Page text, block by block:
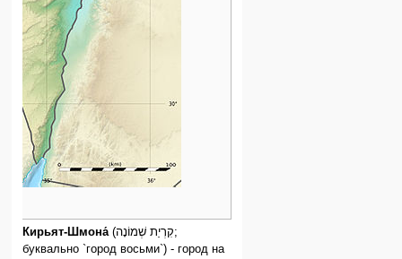
Кирьят-Шмона́(קִרְיַת שְׁמוֹנָה;
буквально `город восьми`) - город на